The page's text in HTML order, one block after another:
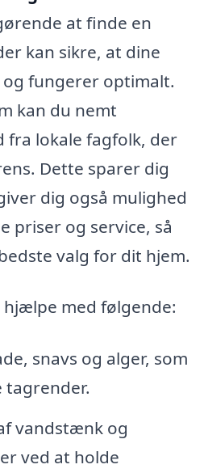
at finde en
kan sikre, at dine
fungerer optimalt.
kan du nemt
lokale fagfolk, der
Dette sparer dig
dig også mulighed
priser og service, så
valg for dit hjem.
med følgende:
snavs og alger, som
tagrender.
vandstænk og
ved at holde